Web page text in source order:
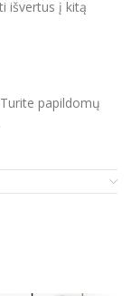
išvertus į kitą
papildomų